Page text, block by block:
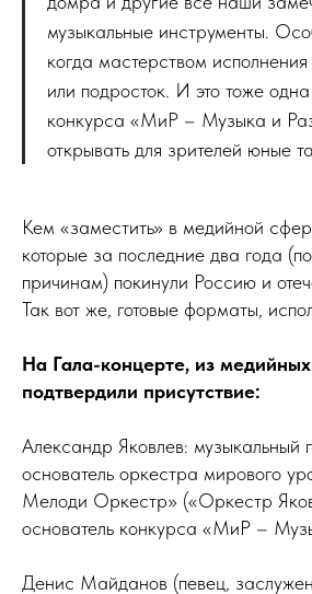
музыкальные инструменты.
когда мастерством
или подросток. И это тоже
конкурса «МиР – Музыка и
открывать для зрителей юные
Кем «заместить» в медийной
которые за последние два года
причинам) покинули Россию и
Так вот же, готовые форматы,
На Гала-концерте, из
подтвердили присутствие:
Александр Яковлев: музыкальный
основатель оркестра мирового
Мелоди Оркестр» («Оркестр
основатель конкурса «МиР –
Денис Майданов (певец,